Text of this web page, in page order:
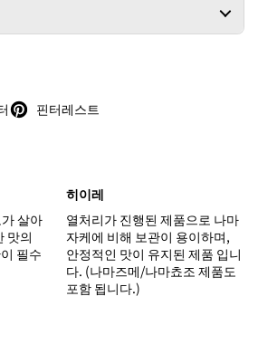
핀터레스트
살아
맛의
필수
히이레
열처리가 진행된 제품으로 나마
자케에 비해 보관이 용이하며,
안정적인 맛이 유지된 제품 입니
다. (나마즈메/나마쵸조 제품도
포함 됩니다.)